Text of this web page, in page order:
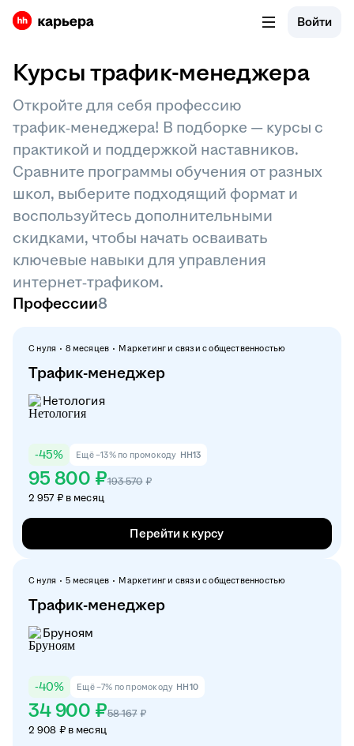
Войти
Курсы трафик-менеджера
Откройте для себя профессию
трафик‑менеджера! В подборке — курсы с
практикой и поддержкой наставников.
Сравните программы обучения от разных
школ, выберите подходящий формат и
воспользуйтесь дополнительными
скидками, чтобы начать осваивать
ключевые навыки для управления
интернет‑трафиком.
Профессии8
С нуля 8 месяцев Маркетинг и связи с общественностью
Трафик-менеджер
Нетология
-45% Ещё −13% по промокоду HH13
95 800 ₽193 570 ₽
2 957 ₽ в месяц
Перейти к курсу
С нуля 5 месяцев Маркетинг и связи с общественностью
Трафик-менеджер
Бруноям
-40% Ещё −7% по промокоду HH10
34 900 ₽58 167 ₽
2 908 ₽ в месяц